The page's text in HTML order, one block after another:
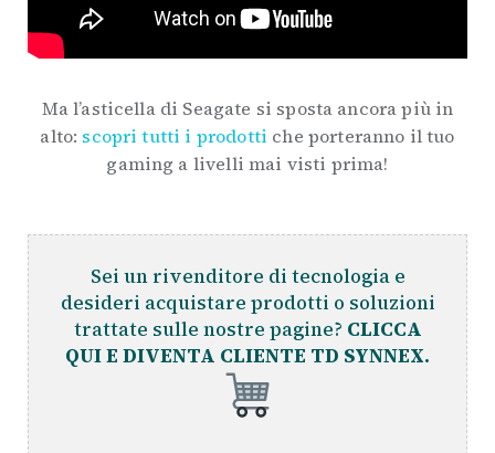
Ma l’asticella di Seagate si sposta ancora più in
alto: scopri tutti i prodotti che porteranno il tuo
gaming a livelli mai visti prima!
Sei un rivenditore di tecnologia e
desideri acquistare prodotti o soluzioni
trattate sulle nostre pagine? CLICCA
QUI E DIVENTA CLIENTE TD SYNNEX.